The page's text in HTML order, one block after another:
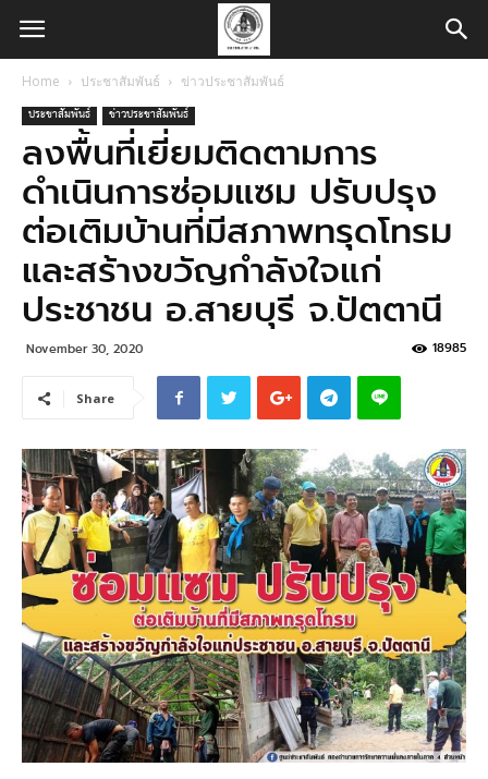
Home ประชาสัมพันธ์ ข่าวประชาสัมพันธ์
ประชาสัมพันธ์ ข่าวประชาสัมพันธ์
ลงพื้นที่เยี่ยมติดตามการ
ดำเนินการซ่อมแซม ปรับปรุง
ต่อเติมบ้านที่มีสภาพทรุดโทรม
และสร้างขวัญกำลังใจแก่
ประชาชน อ.สายบุรี จ.ปัตตานี
November 30, 2020 18985
Share